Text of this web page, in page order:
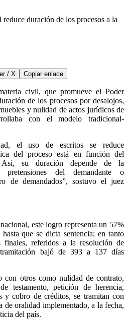
/ X Copiar enlace
civil, que promueve el Poder
de los procesos por desalojos,
y nulidad de actos jurídicos de
con el modelo tradicional-
el uso de escritos se reduce
del proceso está en función del
Así, su duración depende de la
pretensiones del demandante o
de demandados”, sostuvo el juez
este logro representa un 57%
que se dicta sentencia; en tanto
referidos a la resolución de
bajó de 393 a 137 días
con otros como nulidad de contrato,
testamento, petición de herencia,
y cobro de créditos, se tramitan con
de oralidad implementado, a la fecha,
del país.